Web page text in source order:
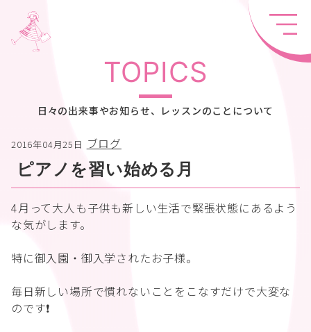
TOPICS
日々の出来事やお知らせ、レッスンのことについて
2016年04月25日 ブログ
ピアノを習い始める月
4月って大人も子供も新しい生活で緊張状態にあるよう
な気がします。
特に御入園・御入学されたお子様。
毎日新しい場所で慣れないことをこなすだけで大変な
のです❗️